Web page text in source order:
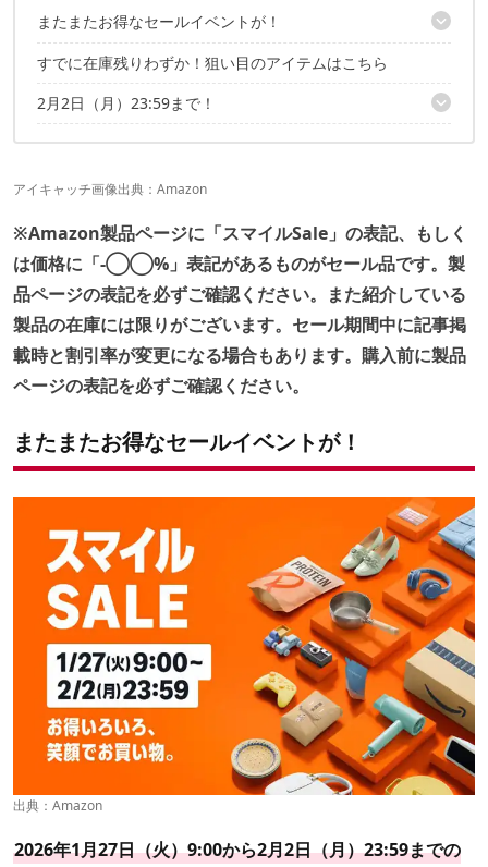
またまたお得なセールイベントが！
こちらの記事でもセール品を紹介中！
すでに在庫残りわずか！狙い目のアイテムはこちら
2月2日（月）23:59まで！
アイキャッチ画像出典： Amazon
※Amazon製品ページに「スマイルSale」の表記、もしく
は価格に「-◯◯%」表記があるものがセール品です。製
品ページの表記を必ずご確認ください。また紹介している
製品の在庫には限りがございます。セール期間中に記事掲
載時と割引率が変更になる場合もあります。購入前に製品
ページの表記を必ずご確認ください。
またまたお得なセールイベントが！
出典： Amazon
2026年1月27日（火）9:00から2月2日（月）23:59までの